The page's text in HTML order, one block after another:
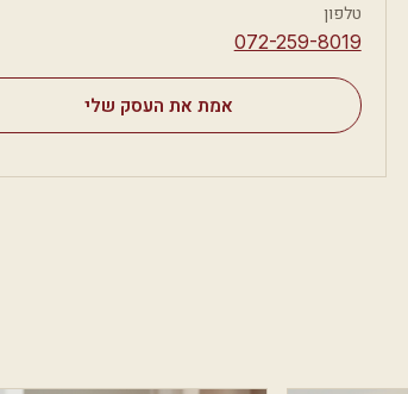
טלפון
⁦072-259-8019⁩
אמת את העסק שלי